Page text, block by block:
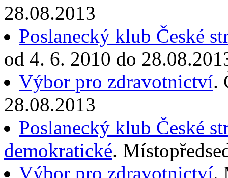
28.08.2013
Poslanecký klub České
od 4. 6. 2010 do
Výbor pro zdravotnictví.
28.08.2013
Poslanecký klub České
demokratické.
Výbor pro zdravotnictví.